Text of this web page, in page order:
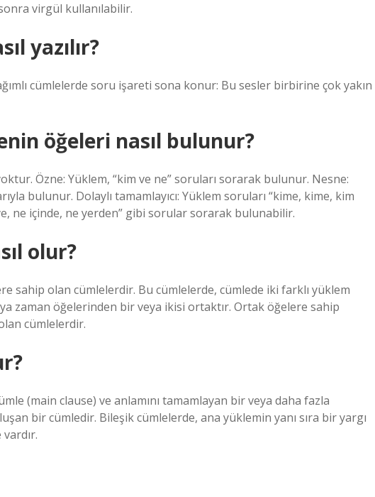
virgül kullanılabilir.
yazılır?
cümlelerde soru işareti sona konur: Bu sesler birbirine çok yakın
öğeleri nasıl bulunur?
Özne: Yüklem, “kim ve ne” soruları sorarak bulunur. Nesne:
bulunur. Dolaylı tamamlayıcı: Yüklem soruları “kime, kime, kim
ne içinde, ne yerden” gibi sorular sorarak bulunabilir.
olur?
sahip olan cümlelerdir. Bu cümlelerde, cümlede iki farklı yüklem
zaman öğelerinden bir veya ikisi ortaktır. Ortak öğelere sahip
cümlelerdir.
(main clause) ve anlamını tamamlayan bir veya daha fazla
bir cümledir. Bileşik cümlelerde, ana yüklemin yanı sıra bir yargı